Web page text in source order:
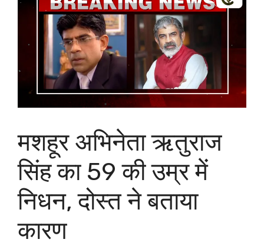
मशहूर अभिनेता ऋतुराज
सिंह का 59 की उम्र में
निधन, दोस्त ने बताया
कारण